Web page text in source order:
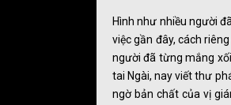
Hình như nhiều người
việc gần đây, cách
người đã từng mắng
tai Ngài, nay viết thư
ngờ bản chất của vị